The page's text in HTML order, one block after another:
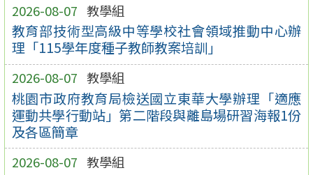
2026-08-07 教學組
教育部技術型高級中等學校社會領域推動中心辦
理「115學年度種子教師教案培訓」
2026-08-07 教學組
桃園市政府教育局檢送國立東華大學辦理「適應
運動共學行動站」第二階段與離島場研習海報1份
及各區簡章
2026-08-07 教學組